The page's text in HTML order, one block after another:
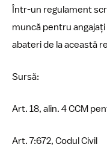
Într-un regulament
muncă pentru
abateri de la această
Sursă:
Art. 18, alin. 4 CCM
Art. 7:672, Codul Civil